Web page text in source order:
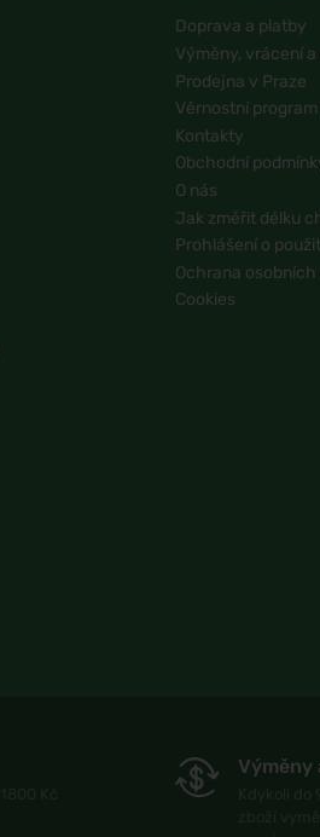
Doprava a platby
Výměny, vrácení
Prodejna v Praze
Věrnostní
Kontakty
Obchodní
O nás
Jak změřit délku
Prohlášení o
Ochrana osobních
Cookies
Výměny